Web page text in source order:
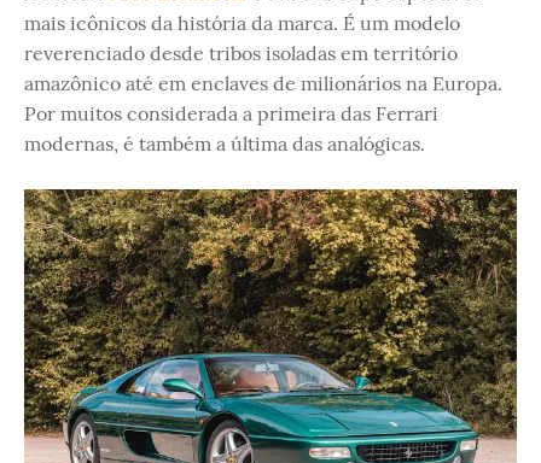
mais icônicos da história da marca. É um modelo
reverenciado desde tribos isoladas em território
amazônico até em enclaves de milionários na Europa.
Por muitos considerada a primeira das Ferrari
modernas, é também a última das analógicas.